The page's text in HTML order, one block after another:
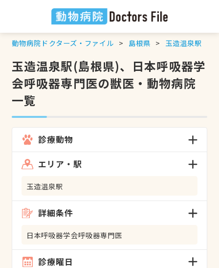
動物病院ドクターズ・ファイル 島根県 玉造温泉駅
玉造温泉駅(島根県)、日本呼吸器学
会呼吸器専門医の獣医・動物病院
一覧
診療動物
エリア・駅
玉造温泉駅
詳細条件
日本呼吸器学会呼吸器専門医
診療曜日